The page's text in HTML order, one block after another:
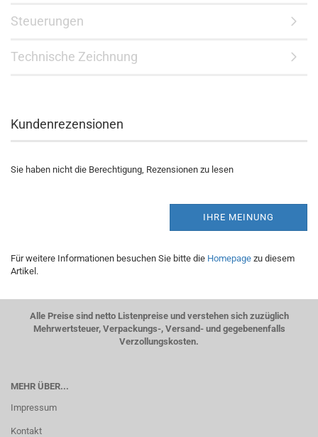
Steuerungen
Technische Zeichnung
Kundenrezensionen
Sie haben nicht die Berechtigung, Rezensionen zu lesen
IHRE MEINUNG
Für weitere Informationen besuchen Sie bitte die Homepage zu diesem
Artikel.
Alle Preise sind netto Listenpreise und verstehen sich zuzüglich
Mehrwertsteuer, Verpackungs-, Versand- und gegebenenfalls
Verzollungskosten.
MEHR ÜBER...
Impressum
Kontakt